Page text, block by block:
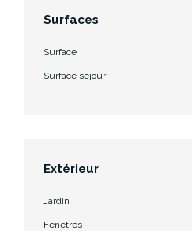
Surfaces
Surface
Surface séjour
Extérieur
Jardin
Fenêtres